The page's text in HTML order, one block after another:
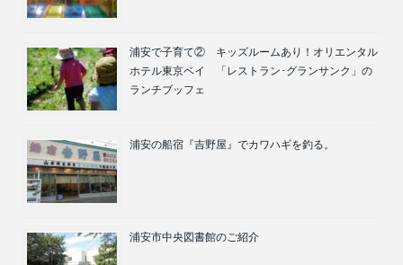
浦安で子育て② キッズルームあり！オリエンタル
ホテル東京ベイ 「レストラン･グランサンク」の
ランチブッフェ
浦安の船宿『吉野屋』でカワハギを釣る。
浦安市中央図書館のご紹介